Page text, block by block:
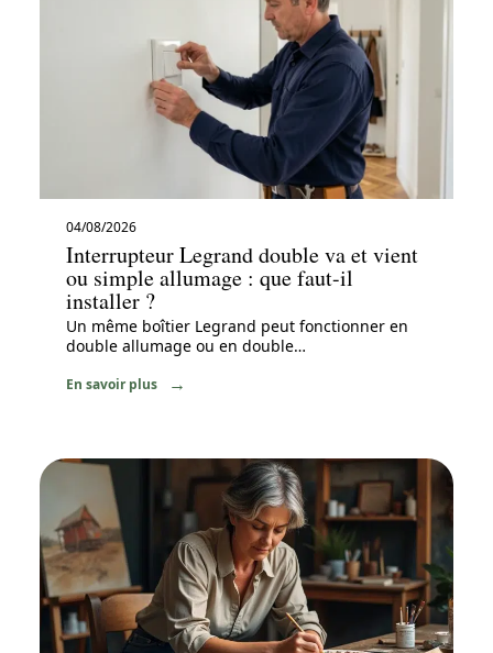
04/08/2026
Interrupteur Legrand double va et vient
ou simple allumage : que faut-il
installer ?
Un même boîtier Legrand peut fonctionner en
double allumage ou en double…
En savoir plus